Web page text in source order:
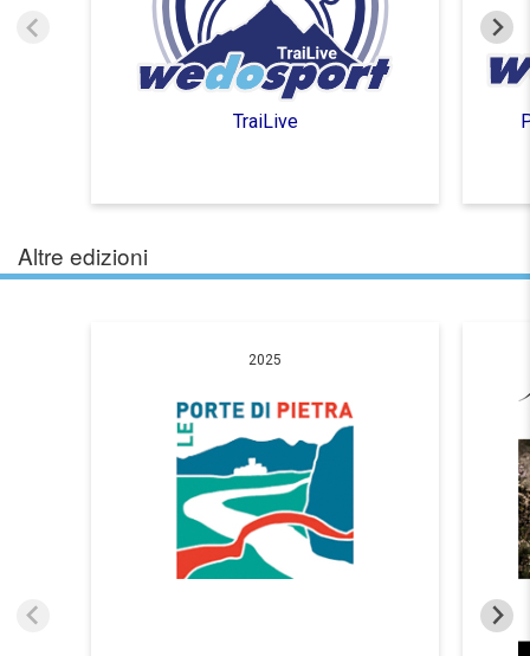
TraiLive
Altre edizioni
2025